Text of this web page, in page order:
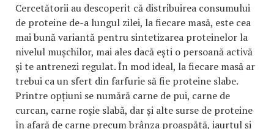
Cercetătorii au descoperit că distribuirea consumului
de proteine de-a lungul zilei, la fiecare masă, este cea
mai bună variantă pentru sintetizarea proteinelor la
nivelul mușchilor, mai ales dacă ești o persoană activă
și te antrenezi regulat. În mod ideal, la fiecare masă ar
trebui ca un sfert din farfurie să fie proteine slabe.
Printre opțiuni se numără carne de pui, carne de
curcan, carne roșie slabă, dar și alte surse de proteine
în afară de carne precum brânza proaspătă, iaurtul și